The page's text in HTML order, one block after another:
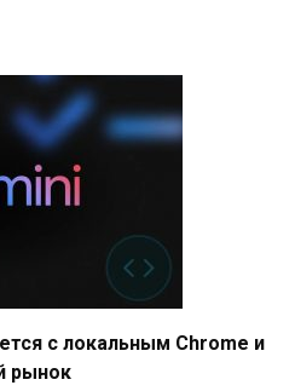
с локальным Chrome и
рынок